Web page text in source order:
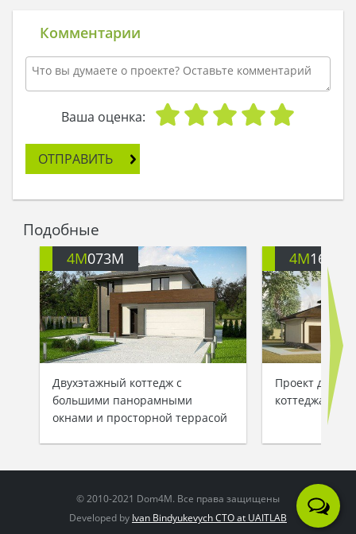
Комментарии
Ваша оценка:
ОТПРАВИТЬ
Подобные
4M073M
Двухэтажный коттедж с
большими панорамными
окнами и просторной террасой
4M1638
Проект
коттеджа
© 2010-2021 Dom4M. Все права защищены
Developed by Ivan Bindyukevych CTO at UAITLAB